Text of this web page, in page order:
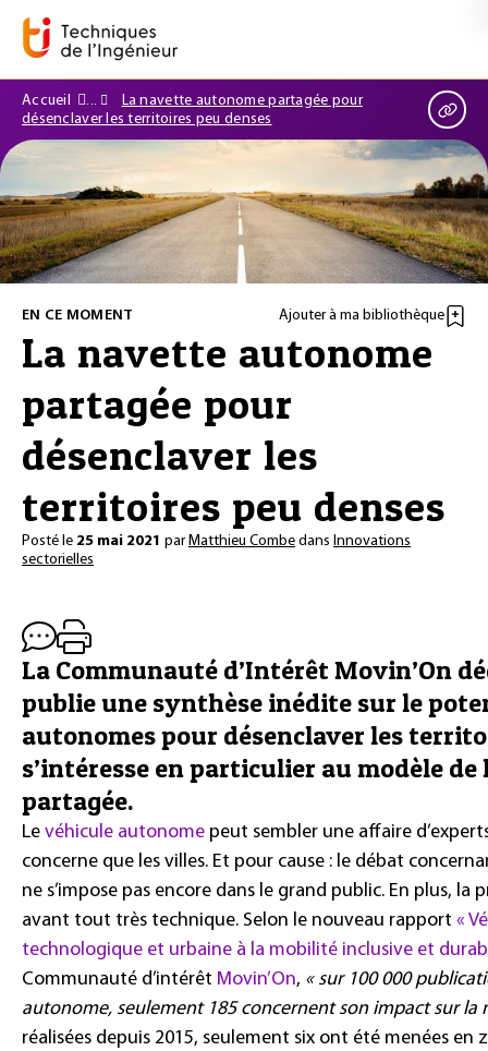
Accueil
La navette autonome partagée pour
désenclaver les territoires peu denses
EN CE MOMENT Ajouter à ma bibliothèque
La navette autonome
partagée pour
désenclaver les
territoires peu denses
Posté le 25 mai 2021 parMatthieu Combe dans Innovations
sectorielles
La Communauté d’Intérêt Movin’On
publie une synthèse inédite sur le
autonomes pour désenclaver les
s’intéresse en particulier au modèle
partagée.
Le véhicule autonome peut sembler une affaire
concerne que les villes. Et pour cause : le débat
ne s’impose pas encore dans le grand public. En plus,
avant tout très technique. Selon le nouveau rapport «
technologique et urbaine à la mobilité inclusive et
Communauté d’intérêt Movin’On, « sur 100 000
autonome, seulement 185 concernent son impact sur la
réalisées depuis 2015, seulement six ont été menées en